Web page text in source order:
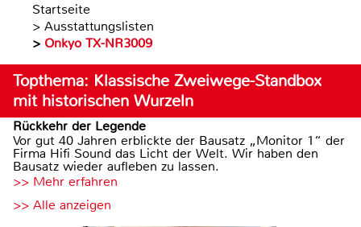
Startseite
> Ausstattungslisten
> Onkyo TX-NR3009
Topthema: Klassische Zweiwege-Standbox
mit historischen Wurzeln
Rückkehr der Legende
Vor gut 40 Jahren erblickte der Bausatz „Monitor 1“ der
Firma Hifi Sound das Licht der Welt. Wir haben den
Bausatz wieder aufleben zu lassen.
>> Mehr erfahren
>> Alle anzeigen